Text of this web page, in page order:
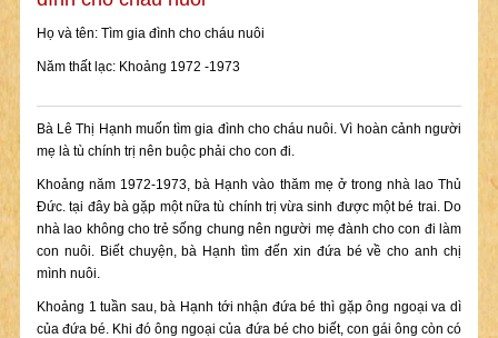
Họ và tên: Tìm gia đình cho cháu nuôi
Năm thất lạc: Khoảng 1972 -1973
Bà Lê Thị Hạnh muốn tìm gia đình cho cháu nuôi. Vì hoàn cảnh người
mẹ là tù chính trị nên buộc phải cho con đi.
Khoảng năm 1972-1973, bà Hạnh vào thăm mẹ ở trong nhà lao Thủ
Đức. tại đây bà gặp một nữa tù chính trị vừa sinh được một bé trai. Do
nhà lao không cho trẻ sống chung nên người mẹ đành cho con đi làm
con nuôi. Biết chuyện, bà Hạnh tìm đến xin đứa bé về cho anh chị
mình nuôi.
Khoảng 1 tuần sau, bà Hạnh tới nhận đứa bé thì gặp ông ngoại va dì
của đứa bé. Khi đó ông ngoại của đứa bé cho biết, con gái ông còn có